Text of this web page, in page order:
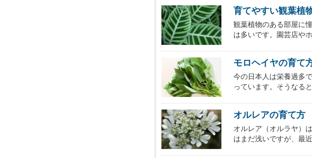
育てやすい観葉植
観葉植物のある部屋に
は多いです。園芸店や
モロヘイヤの育て
今の日本人は栄養過多
っています。そうなる
オルレアの育て方
オルレア（オルラヤ）
はまだ浅いですが、最